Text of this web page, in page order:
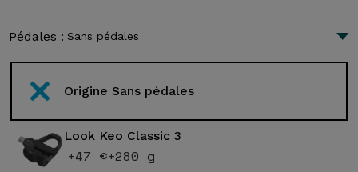
Pédales : Sans pédales
Origine Sans pédales
Look Keo Classic 3
+47 €+280 g